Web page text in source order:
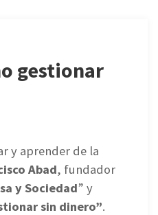
gestionar
y aprender de la
Abad, fundador
y Sociedad” y
sin dinero”.